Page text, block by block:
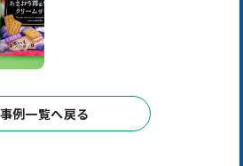
事例一覧へ戻る